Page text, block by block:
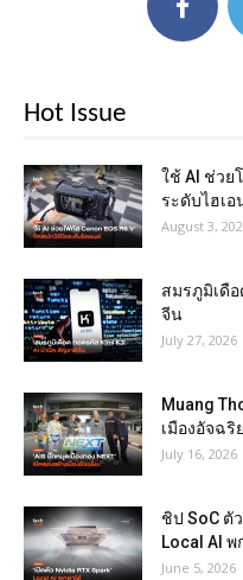
Hot Issue
ใช้ AI ช่วย
ระดับไฮเอ
August 3,
สมรภูมิเดื
จีน
July 27, 2026
Muang
เมืองอัจฉริ
July 16, 2026
ชิป SoC ตั
Local AI พ
June 5, 2026